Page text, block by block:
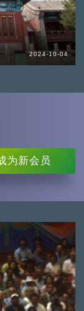
2024-10-04
为新会员